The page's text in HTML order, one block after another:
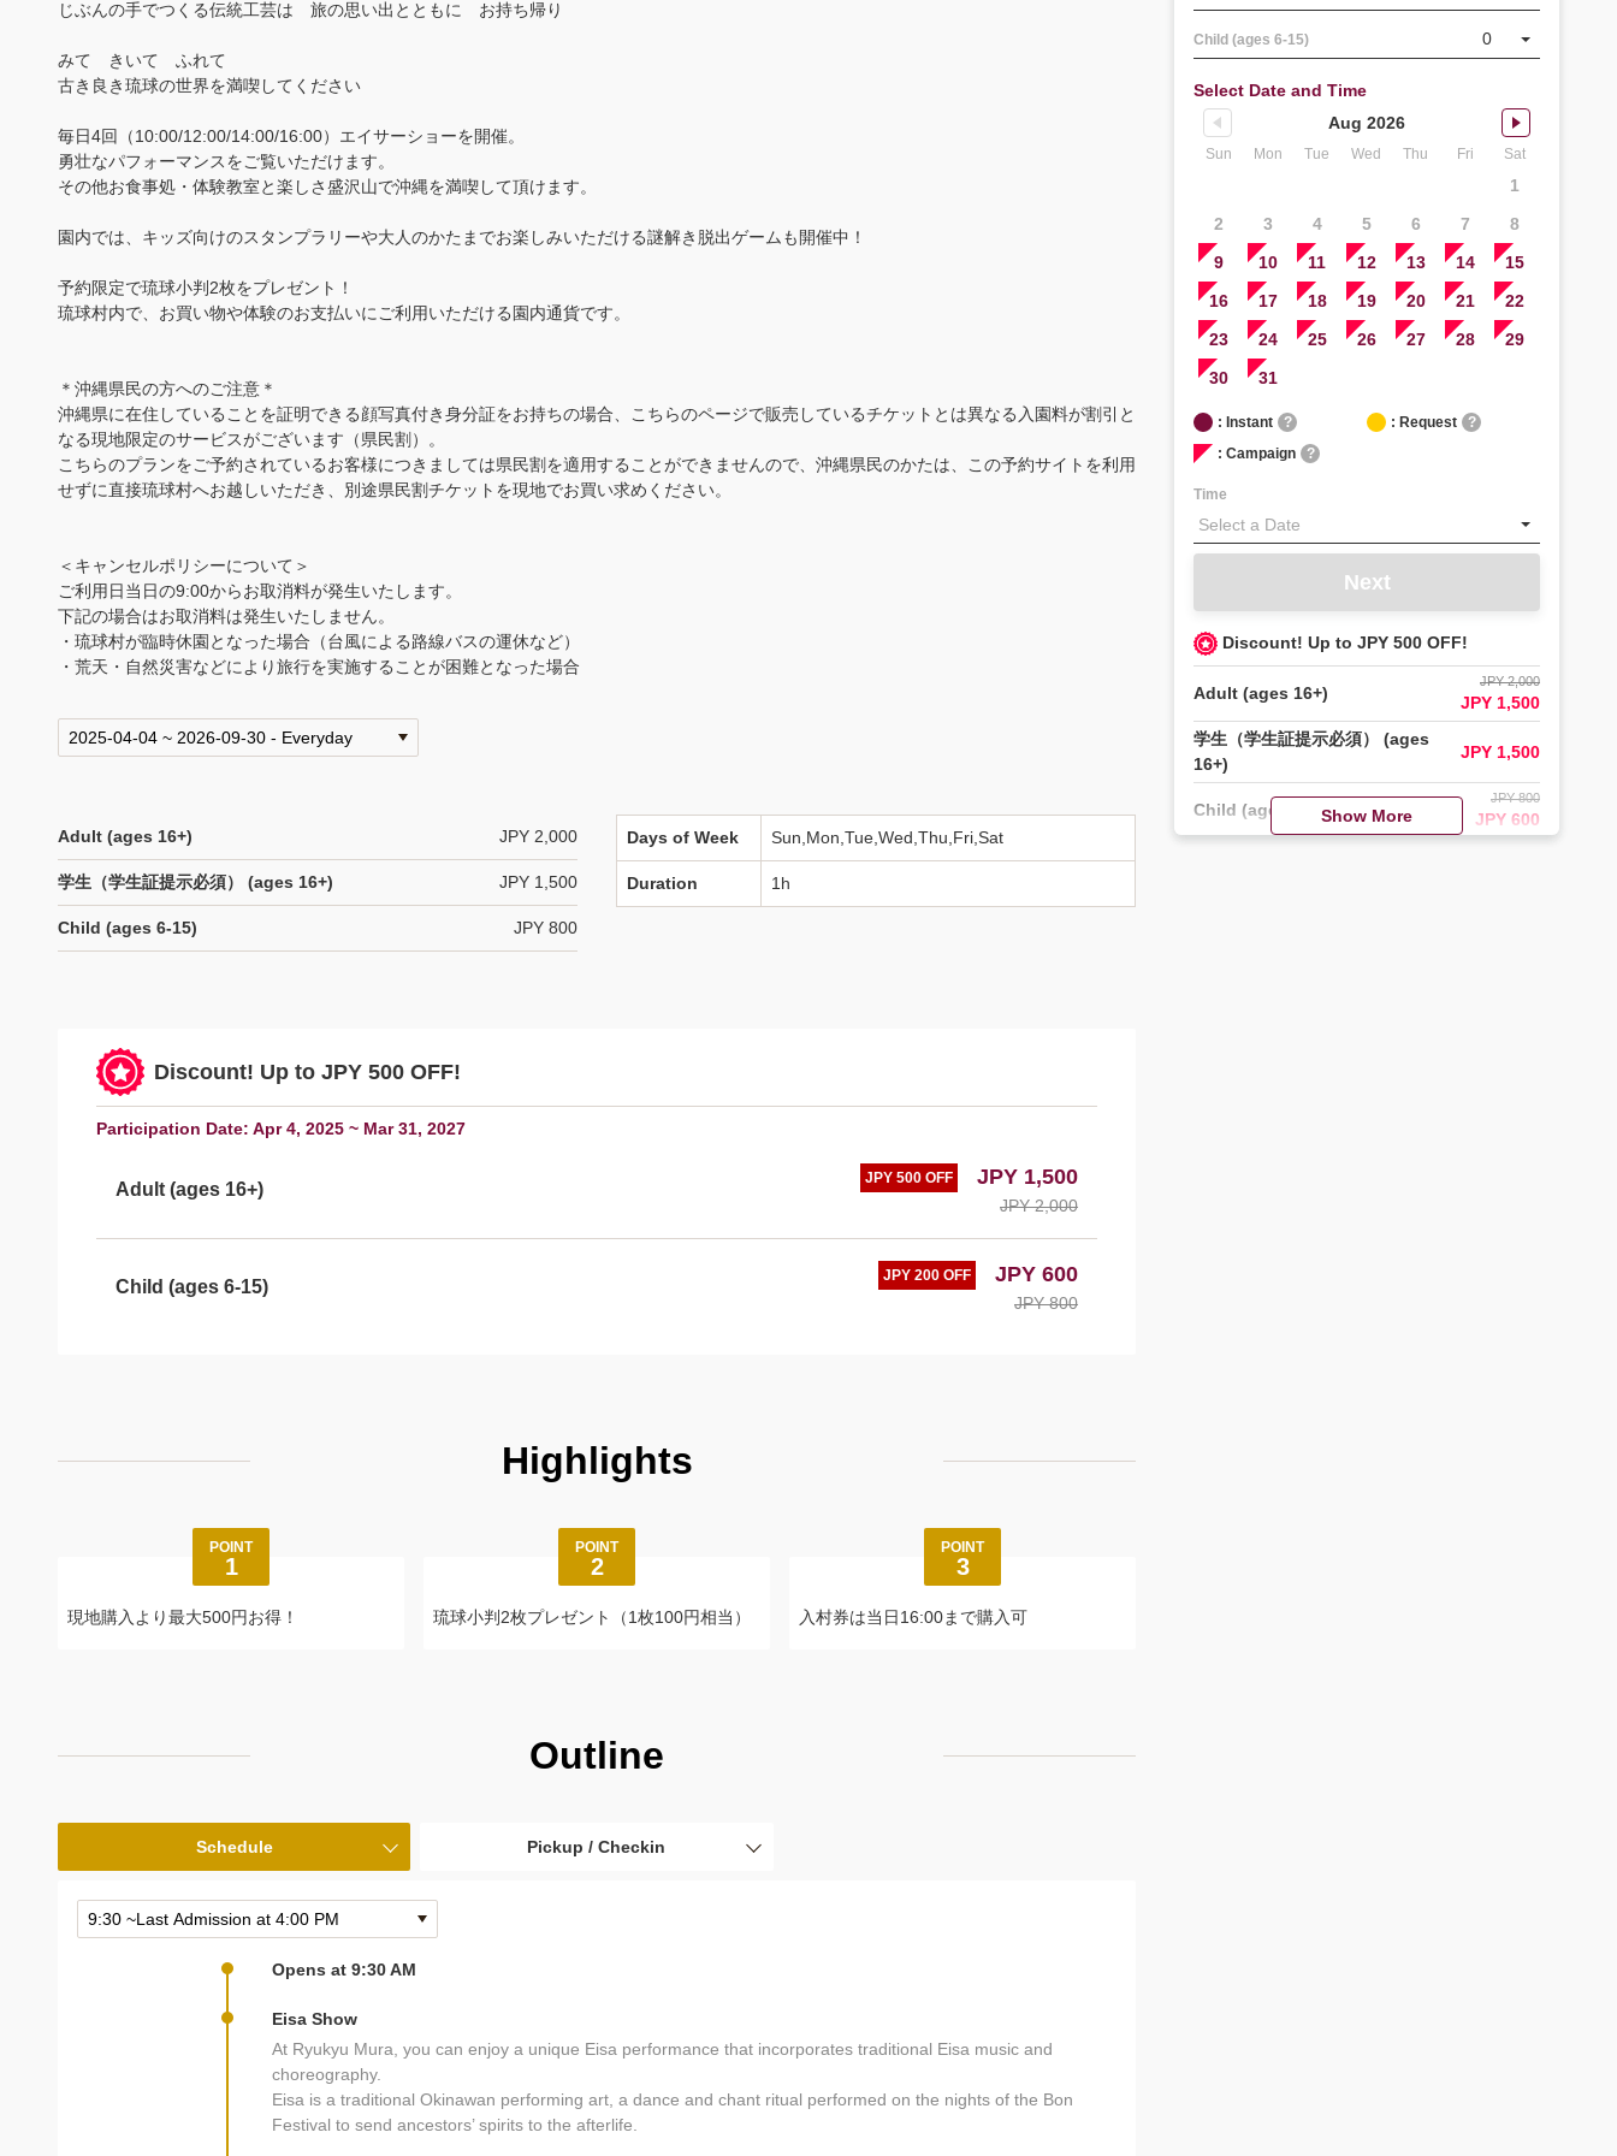
じぶんの手でつくる伝統工芸は 旅の思い出とともに お持ち帰り
みて きいて ふれて
古き良き琉球の世界を満喫してください
毎日4回（10:00/12:00/14:00/16:00）エイサーショーを開催。
勇壮なパフォーマンスをご覧いただけます。
その他お食事処・体験教室と楽しさ盛沢山で沖縄を満喫して頂けます。
園内では、キッズ向けのスタンプラリーや大人のかたまでお楽しみいただける謎解き脱出ゲームも開催中！
予約限定で琉球小判2枚をプレゼント！
琉球村内で、お買い物や体験のお支払いにご利用いただける園内通貨です。
＊沖縄県民の方へのご注意＊
沖縄県に在住していることを証明できる顔写真付き身分証をお持ちの場合、こちらのページで販売しているチケットとは異なる入園料が割引と
なる現地限定のサービスがございます（県民割）。
こちらのプランをご予約されているお客様につきましては県民割を適用することができませんので、沖縄県民のかたは、この予約サイトを利用
せずに直接琉球村へお越しいただき、別途県民割チケットを現地でお買い求めください。
＜キャンセルポリシーについて＞
ご利用日当日の9:00からお取消料が発生いたします。
下記の場合はお取消料は発生いたしません。
・琉球村が臨時休園となった場合（台風による路線バスの運休など）
・荒天・自然災害などにより旅行を実施することが困難となった場合
Adult (ages 16+) JPY 2,000
学生（学生証提示必須） (ages 16+) JPY 1,500
Child (ages 6-15) JPY 800
Days of Week Sun,Mon,Tue,Wed,Thu,Fri,Sat
Duration 1h
Discount! Up to JPY 500 OFF!
Participation Date: Apr 4, 2025 ~ Mar 31, 2027
Adult (ages 16+)
JPY 500 OFF JPY 1,500
JPY 2,000
Child (ages 6-15)
JPY 200 OFF JPY 600
JPY 800
Highlights
POINT
1
現地購入より最大500円お得！
POINT
2
琉球小判2枚プレゼント（1枚100円相当）
POINT
3
入村券は当日16:00まで購入可
Outline
Schedule Pickup / Checkin
Opens at 9:30 AM
Eisa Show
At Ryukyu Mura, you can enjoy a unique Eisa performance that incorporates traditional Eisa music and
choreography.
Eisa is a traditional Okinawan performing art, a dance and chant ritual performed on the nights of the Bon
Festival to send ancestors’ spirits to the afterlife.
Child (ages 6-15) 0
Select Date and Time
Aug 2026
Sun Mon Tue Wed Thu Fri Sat
1
2
3 4 5 6 7
8
9
10 11 12 13 14
15
16
17 18 19 20 21
22
23
24 25 26 27 28
29
30
31
: Instant ? : Request
?
: Campaign
?
Time
Next
Discount! Up to JPY 500 OFF!
Adult (ages 16+)
JPY 2,000
JPY 1,500
学生（学生証提示必須） (ages
16+)
JPY 1,500
Child (ages 6-15)
JPY 800
JPY 600
Show More